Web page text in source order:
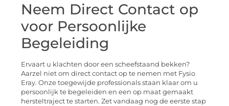
Neem Direct Contact op
voor Persoonlijke
Begeleiding
Ervaart u klachten door een scheefstaand bekken?
Aarzel niet om direct contact op te nemen met Fysio
Eray. Onze toegewijde professionals staan klaar om u
persoonlijk te begeleiden en een op maat gemaakt
hersteltraject te starten. Zet vandaag nog de eerste stap